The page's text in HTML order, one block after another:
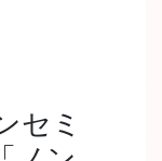
セミ